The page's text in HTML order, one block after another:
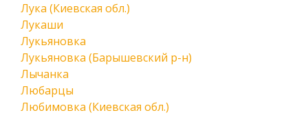
Лука (Киевская обл.)
Лукаши
Лукьяновка
Лукьяновка (Барышевский р-н)
Лычанка
Любарцы
Любимовка (Киевская обл.)